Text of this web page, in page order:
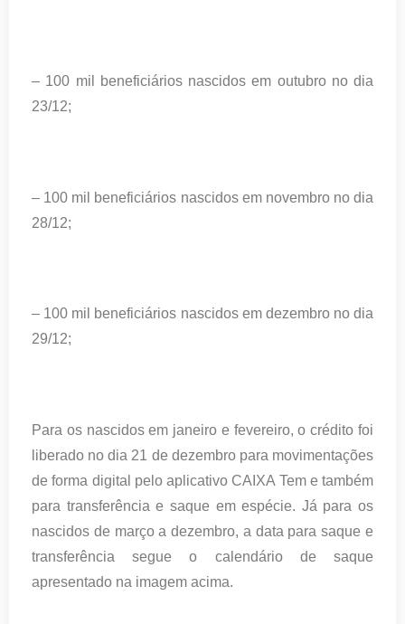
– 100 mil beneficiários nascidos em outubro no dia
23/12;
– 100 mil beneficiários nascidos em novembro no dia
28/12;
– 100 mil beneficiários nascidos em dezembro no dia
29/12;
Para os nascidos em janeiro e fevereiro, o crédito foi
liberado no dia 21 de dezembro para movimentações
de forma digital pelo aplicativo CAIXA Tem e também
para transferência e saque em espécie. Já para os
nascidos de março a dezembro, a data para saque e
transferência segue o calendário de saque
apresentado na imagem acima.